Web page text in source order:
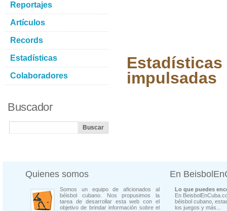
Estadísticas
impulsadas
Reportajes
Artículos
Records
Estadísticas
Colaboradores
Buscador
Quienes somos
Somos un equipo de aficionados al
béisbol cubano. Nos propusimos la
tarea de desarrollar esta web con el
objetivo de brindar información sobre el
En
Lo que puedes
En
béisbol cubano,
los juegos y más...